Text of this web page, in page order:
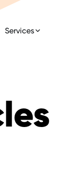
Services